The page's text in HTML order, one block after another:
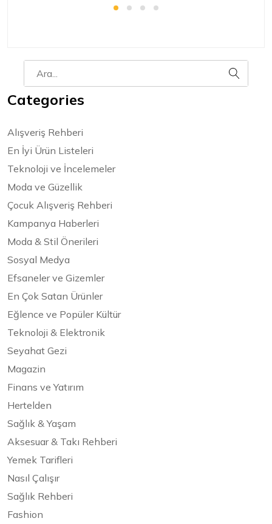
Categories
Alışveriş Rehberi
En İyi Ürün Listeleri
Teknoloji ve İncelemeler
Moda ve Güzellik
Çocuk Alışveriş Rehberi
Kampanya Haberleri
Moda & Stil Önerileri
Sosyal Medya
Efsaneler ve Gizemler
En Çok Satan Ürünler
Eğlence ve Popüler Kültür
Teknoloji & Elektronik
Seyahat Gezi
Magazin
Finans ve Yatırım
Hertelden
Sağlık & Yaşam
Aksesuar & Takı Rehberi
Yemek Tarifleri
Nasıl Çalışır
Sağlık Rehberi
Fashion